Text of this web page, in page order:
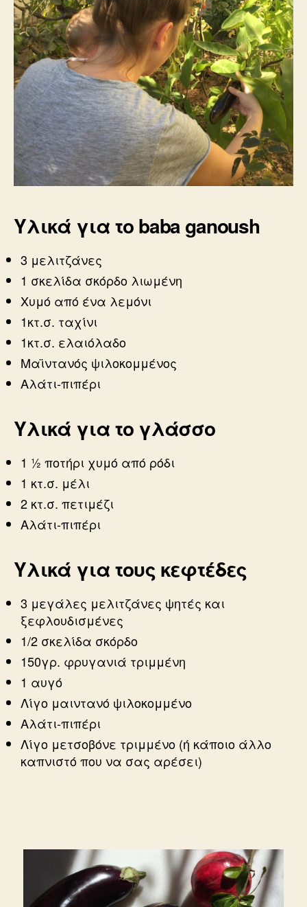
Υλικά για το baba ganoush
3 μελιτζάνες
1 σκελίδα σκόρδο λιωμένη
Χυμό από ένα λεμόνι
1κτ.σ. ταχίνι
1κτ.σ. ελαιόλαδο
Μαϊντανός ψιλοκομμένος
Αλάτι-πιπέρι
Υλικά για το γλάσσο
1 ½ ποτήρι χυμό από ρόδι
1 κτ.σ. μέλι
2 κτ.σ. πετιμέζι
Αλάτι-πιπέρι
Υλικά για τους κεφτέδες
3 μεγάλες μελιτζάνες ψητές και
ξεφλουδισμένες
1/2 σκελίδα σκόρδο
150γρ. φρυγανιά τριμμένη
1 αυγό
Λίγο μαιντανό ψιλοκομμένο
Αλάτι-πιπέρι
Λίγο μετσοβόνε τριμμένο (ή κάποιο άλλο
καπνιστό που να σας αρέσει)